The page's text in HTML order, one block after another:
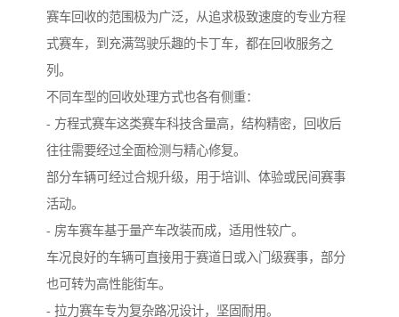
赛车回收的范围极为广泛，从追求极致速度的专业方程
式赛车，到充满驾驶乐趣的卡丁车，都在回收服务之
列。
不同车型的回收处理方式也各有侧重：
- 方程式赛车这类赛车科技含量高，结构精密，回收后
往往需要经过全面检测与精心修复。
部分车辆可经过合规升级，用于培训、体验或民间赛事
活动。
- 房车赛车基于量产车改装而成，适用性较广。
车况良好的车辆可直接用于赛道日或入门级赛事，部分
也可转为高性能街车。
- 拉力赛车专为复杂路况设计，坚固耐用。